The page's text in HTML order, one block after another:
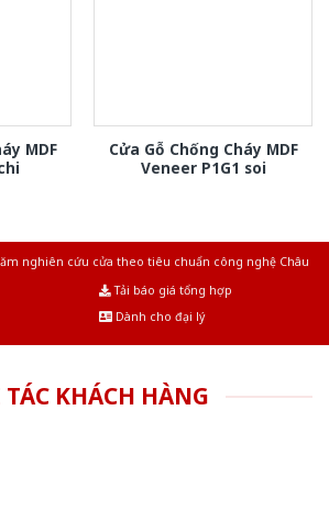
MDF
Cửa Gỗ Chống Cháy MDF
Veneer P1G1 soi
nghiên cứu cửa theo tiêu chuẩn công nghệ Châu
Tải báo giá tổng hợp
Dành cho đại lý
KHÁCH HÀNG